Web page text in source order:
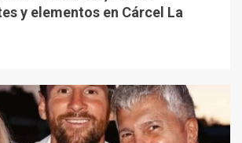
y elementos en Cárcel La